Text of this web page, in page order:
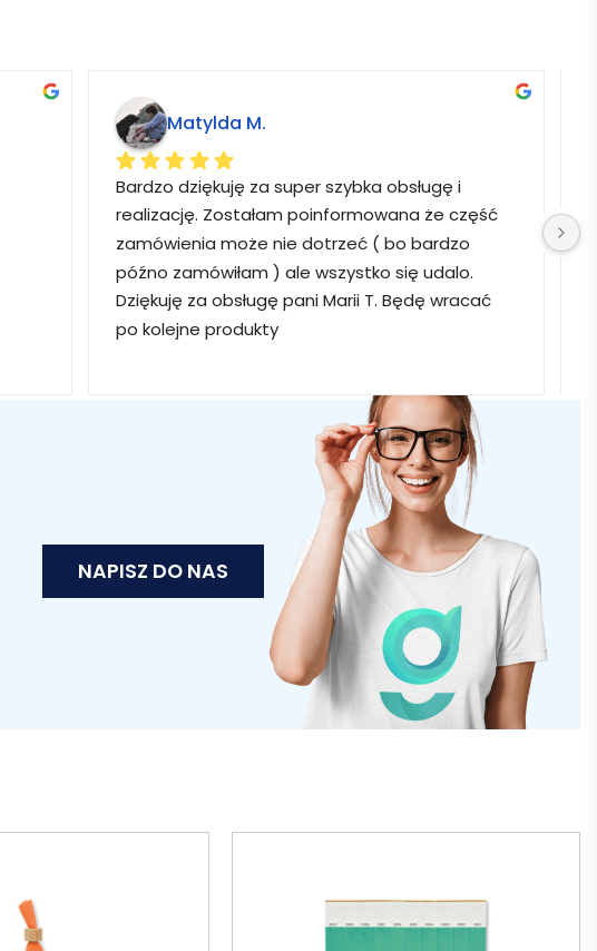
Matylda M.
Bardzo dziękuję za super szybka obsługę i
realizację. Zostałam poinformowana że część
zamówienia może nie dotrzeć ( bo bardzo
późno zamówiłam ) ale wszystko się udalo.
Dziękuję za obsługę pani Marii T. Będę wracać
po kolejne produkty
NAPISZ DO NAS